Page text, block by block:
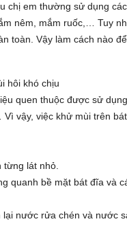
chị em thường sử dụng
nêm, mắm ruốc,… Tuy
toàn. Vậy làm cách nào
hôi khó chịu
quen thuộc được sử
vậy, việc khử mùi trên
từng lát nhỏ.
quanh bề mặt bát đĩa và
nước rửa chén và nước